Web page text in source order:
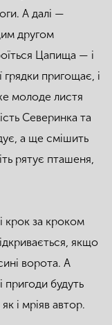
А далі —
другом
Цапища — і
пригощає, і
молоде листя
Северинка та
а ще смішить
рятує пташеня,
крок за кроком
якщо
ворота. А
пригоди будуть
і мріяв автор.